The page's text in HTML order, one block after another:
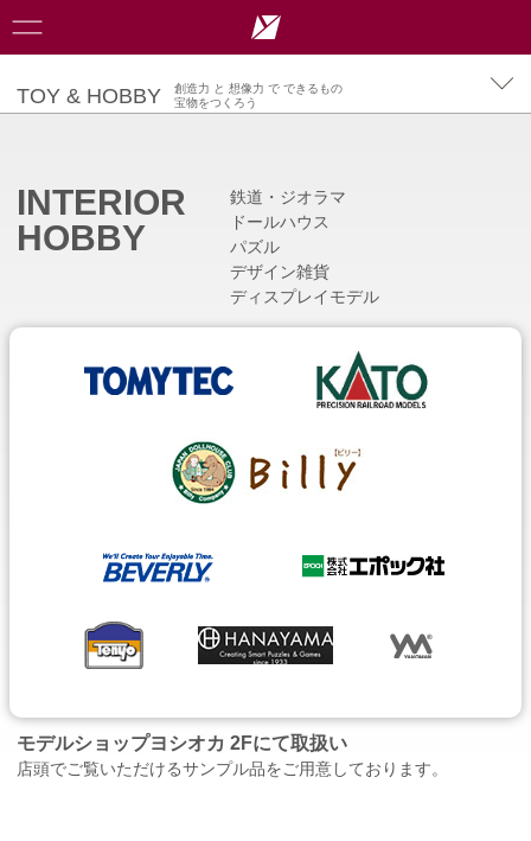
INTERIOR
HOBBY
鉄道・ジオラマ
ドールハウス
パズル
デザイン雑貨
ディスプレイモデル
モデルショップヨシオカ 2Fにて取扱い
店頭でご覧いただけるサンプル品をご用意しております。
INTERIOR HOBBY
HOBBY
創造力 と 想像力 で できるもの
宝物をつくろう
TOY & HOBBY
RC-YOSHIOKA
EVENT